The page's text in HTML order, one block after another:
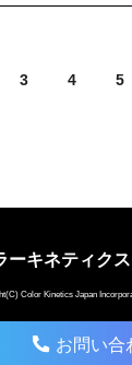
3 4 5
お問い合
ーキネティク
Color Kinetics Japan